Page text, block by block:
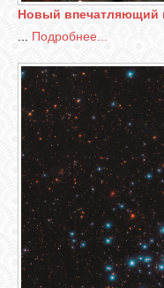
Новый впечатляющий
Подробнее...